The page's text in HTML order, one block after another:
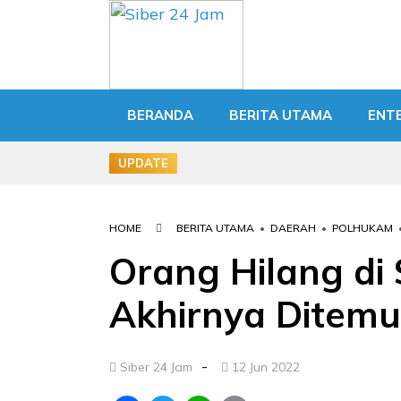
BERANDA BERITA UTAMA
UPDATE
HOME BERITA UTAMA • DAERAH • POLHUKAM
Orang Hilang di
Akhirnya
Siber 24 Jam - 12 Jun 2022